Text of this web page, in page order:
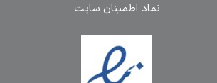
نماد اطمینان سایت